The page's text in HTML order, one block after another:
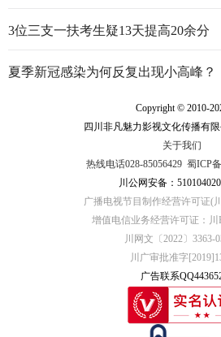
3位三支一扶考生疑13天提高20余分
夏季新冠感染为何反复出现小高峰？
Copyright © 2010-
四川非凡魅力影视文化传播有
关于我们
热线电话028-85056429 蜀ICP
川公网安备：
广播电视节目制作经营许可证(
增值电信业务经营许可证：川
川网文〔2022〕3363-
川广审批准字
广告联系